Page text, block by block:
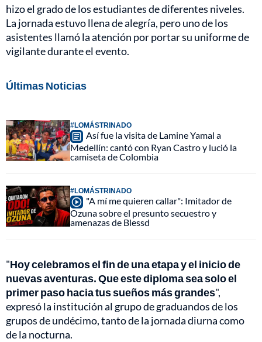
hizo el grado de los estudiantes de diferentes niveles.
La jornada estuvo llena de alegría, pero uno de los
asistentes llamó la atención por portar su uniforme de
vigilante durante el evento.
Últimas Noticias
#LOMÁSTRINADO
Así fue la visita de Lamine Yamal a
Medellín: cantó con Ryan Castro y lució la
camiseta de Colombia
#LOMÁSTRINADO
"A mí me quieren callar": Imitador de
Ozuna sobre el presunto secuestro y
amenazas de Blessd
"Hoy celebramos el fin de una etapa y el inicio de
nuevas aventuras. Que este diploma sea solo el
primer paso hacia tus sueños más grandes",
expresó la institución al grupo de graduandos de los
grupos de undécimo, tanto de la jornada diurna como
de la nocturna.